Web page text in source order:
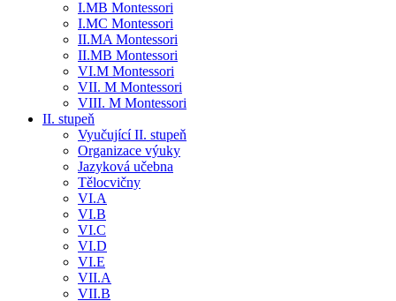
I.MB Montessori
I.MC Montessori
II.MA Montessori
II.MB Montessori
VI.M Montessori
VII. M Montessori
VIII. M Montessori
II. stupeň
Vyučující II. stupeň
Organizace výuky
Jazyková učebna
Tělocvičny
VI.A
VI.B
VI.C
VI.D
VI.E
VII.A
VII.B